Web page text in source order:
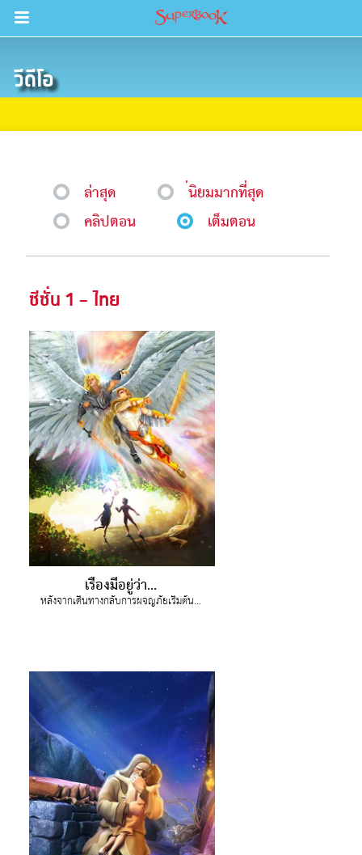
Return to Content
คัมภีร์
แอพพระคัมภีร์
อกอากาศ
วีดีโอ
ล่าสุด
่นิยมมากที่สุด
คลิปตอน
เต็มตอน
ซีซั่น 1 - ไทย
เรื่องมีอยู่ว่า...
หลังจากเดินทางกลับการผจญภัยเริ่มต้นของช่วงเวลา คริสและจอย เรียนรู้การเชื่อฟัง และผลที่เกิดขึ้นตามมาจากการะกระทำของเรา